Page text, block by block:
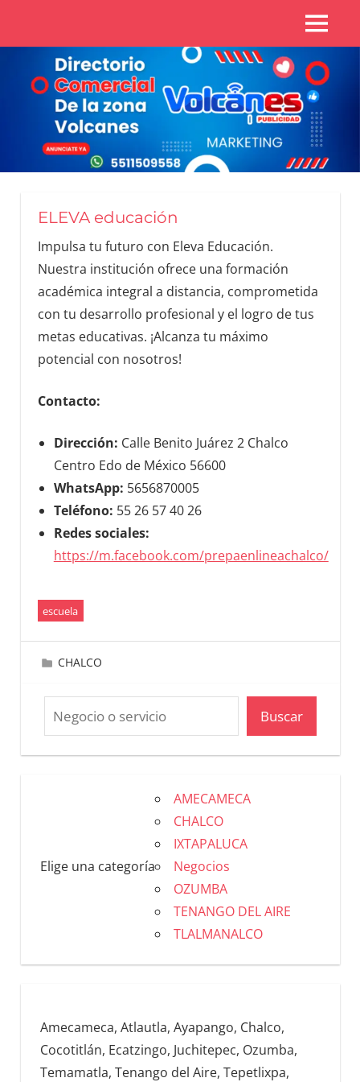
Zona
volcanes
Zona
Volcanes
ELEVA educación
Impulsa tu futuro con Eleva Educación.
Nuestra institución ofrece una formación
académica integral a distancia, comprometida
con tu desarrollo profesional y el logro de tus
metas educativas. ¡Alcanza tu máximo
potencial con nosotros!
Contacto:
Dirección: Calle Benito Juárez 2 Chalco
Centro Edo de México 56600
WhatsApp: 5656870005
Teléfono: 55 26 57 40 26
Redes sociales:
https://m.facebook.com/prepaenlineachalco/
escuela
mayo 4, 2025
jtorresgalicia@gmail.com
CHALCO
Buscar
Elige una categoría
AMECAMECA
CHALCO
IXTAPALUCA
Negocios
OZUMBA
TENANGO DEL AIRE
TLALMANALCO
Amecameca, Atlautla, Ayapango, Chalco,
Cocotitlán, Ecatzingo, Juchitepec, Ozumba,
Temamatla, Tenango del Aire, Tepetlixpa,